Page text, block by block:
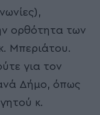
ορθότητα των
Μπεριάτου.
για τον
Δήμο, όπως
κ.